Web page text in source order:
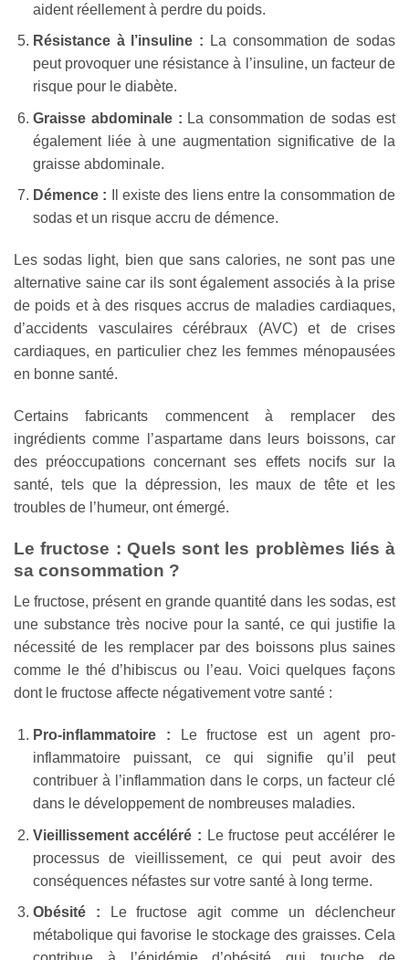
aident réellement à perdre du poids.
Résistance à l’insuline : La consommation de sodas
peut provoquer une résistance à l’insuline, un facteur de
risque pour le diabète.
Graisse abdominale : La consommation de sodas est
également liée à une augmentation significative de la
graisse abdominale.
Démence : Il existe des liens entre la consommation de
sodas et un risque accru de démence.
Les sodas light, bien que sans calories, ne sont pas une
alternative saine car ils sont également associés à la prise
de poids et à des risques accrus de maladies cardiaques,
d’accidents vasculaires cérébraux (AVC) et de crises
cardiaques, en particulier chez les femmes ménopausées
en bonne santé.
Certains fabricants commencent à remplacer des
ingrédients comme l’aspartame dans leurs boissons, car
des préoccupations concernant ses effets nocifs sur la
santé, tels que la dépression, les maux de tête et les
troubles de l’humeur, ont émergé.
Le fructose : Quels sont les problèmes liés à
sa consommation ?
Le fructose, présent en grande quantité dans les sodas, est
une substance très nocive pour la santé, ce qui justifie la
nécessité de les remplacer par des boissons plus saines
comme le thé d’hibiscus ou l’eau. Voici quelques façons
dont le fructose affecte négativement votre santé :
Pro-inflammatoire : Le fructose est un agent pro-
inflammatoire puissant, ce qui signifie qu’il peut
contribuer à l’inflammation dans le corps, un facteur clé
dans le développement de nombreuses maladies.
Vieillissement accéléré : Le fructose peut accélérer le
processus de vieillissement, ce qui peut avoir des
conséquences néfastes sur votre santé à long terme.
Obésité : Le fructose agit comme un déclencheur
métabolique qui favorise le stockage des graisses. Cela